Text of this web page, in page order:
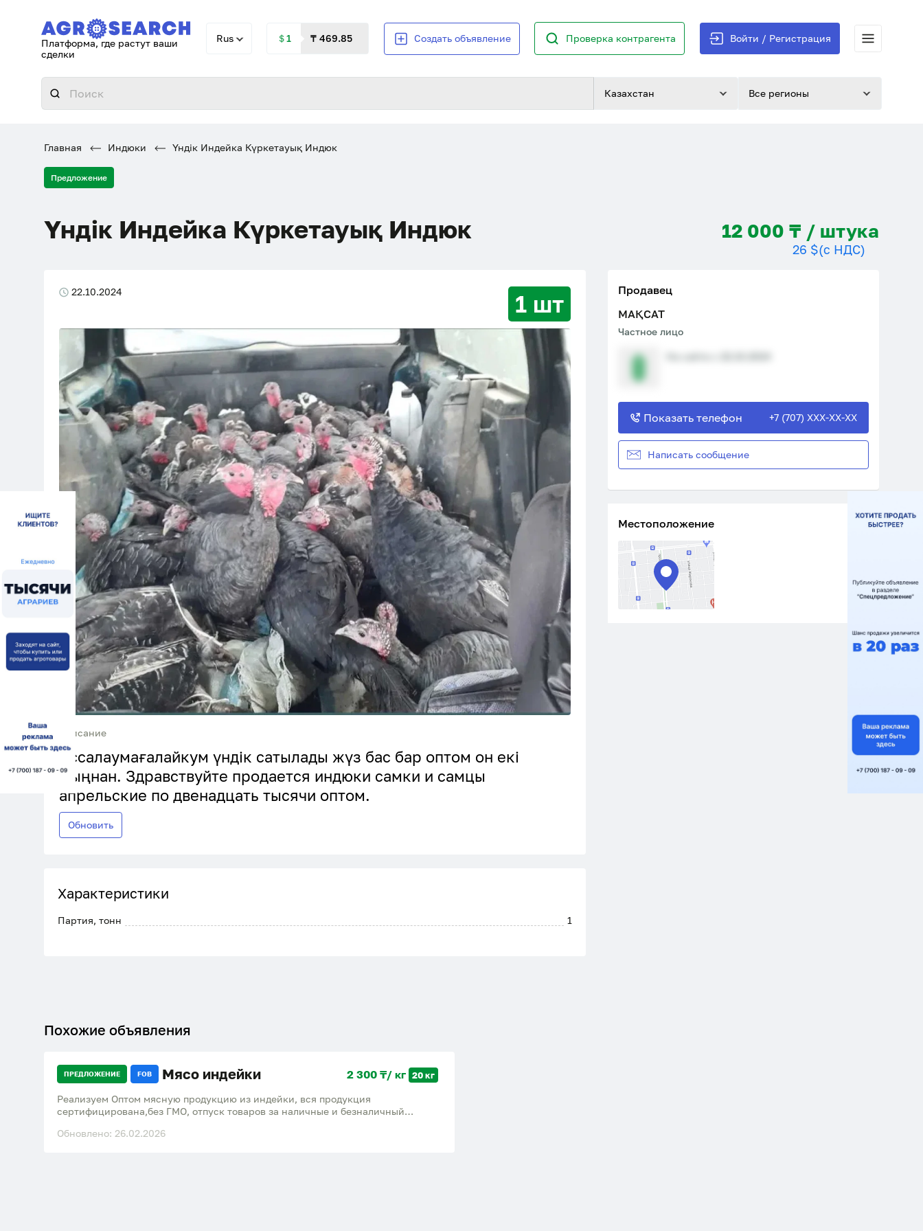
Платформа, где растут ваши
сделки
Rus ＄1 ₸ 469.85 Создать объявление Проверка контрагента Войти / Регистрация
Казахстан Все регионы
Главная Индюки Үндік Индейка Күркетауық Индюк
Предложение
Үндік Индейка Күркетауық Индюк 12 000 ₸ / штука
26 $(с НДС)
22.10.2024 1 шт
Описание
Ассалаумағалайкум үндік сатылады жүз бас бар оптом он екі
мыңнан. Здравствуйте продается индюки самки и самцы
апрельские по двенадцать тысячи оптом.
Обновить
Характеристики
Партия, тонн 1
Продавец
МАҚСАТ
Частное лицо
Показать телефон +7 (707) XXX-XX-XX
Написать сообщение
Местоположение
Похожие объявления
ПРЕДЛОЖЕНИЕ FOB Мясо индейки 2 300 ₸/ кг 20 кг
Реализуем Оптом мясную продукцию из индейки, вся продукция
сертифицирована,без ГМО, отпуск товаров за наличные и безналичный
Обновлено: 26.02.2026